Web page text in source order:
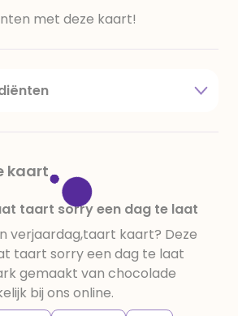
met deze kaart!
emulgator (sojalecithine),
E 330, verdikkingsmiddel
E422, emulgator:
E110, E122: kan de activiteit en
kinderen negatief beïnvloeden,
bevat ten minste 34%
Kan sporen van gluten
droog bewaren.
kaart
taart sorry een dag te laat
verjaardag,taart kaart? Deze
taart sorry een dag te laat
gemaakt van chocolade
bij ons online.